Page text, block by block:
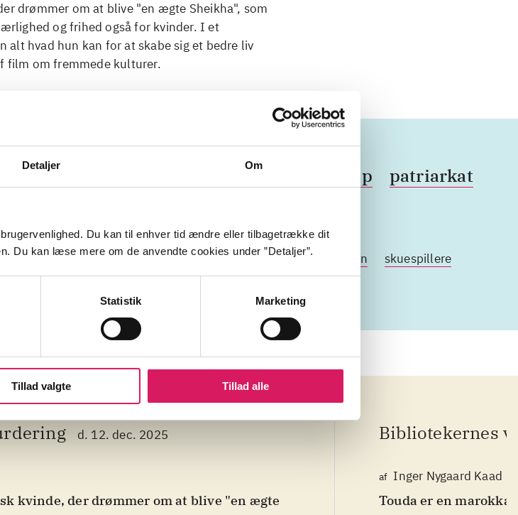
Detaljer Om
Du kan til enhver tid ændre eller tilbagetrække dit
Du kan læse mere om de anvendte cookies under ”Detaljer”.
Statistik Marketing
Tillad valgte Tillad alle
drømmer om at blive "en ægte Sheikha", som
og frihed også for kvinder. I et
alt hvad hun kan for at skabe sig et bedre liv
film om fremmede kulturer.
voldtægt handicap patriarkat
sex seksuelle overgreb pubertet homoseksualitet køn skuespillere
d. 12. dec. 2025
kvinde, der drømmer om at blive "en ægte
Bibliotekernes
af Inger Nygaard Kaad
Touda er en